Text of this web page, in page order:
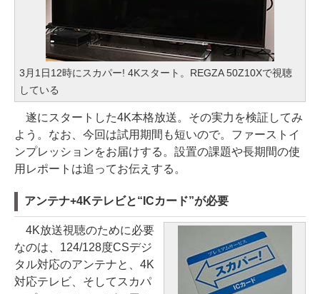
3月1日12時にスカパー! 4Kスタート。REGZA 50Z10Xで視聴
している
遂にスタートした4K本格放送。その実力を検証してみ
よう。なお、今回は試用期間も短いので。ファーストイ
ンプレッションをお届けする。設置の課題や長期間の使
用レポートは追ってお伝えする。
アンテナ+4Kテレビと“ICカード”が必要
4K放送視聴のために必要
なのは、124/128度CSデジ
タル対応のアンテナと、4K
対応テレビ、そしてスカパ